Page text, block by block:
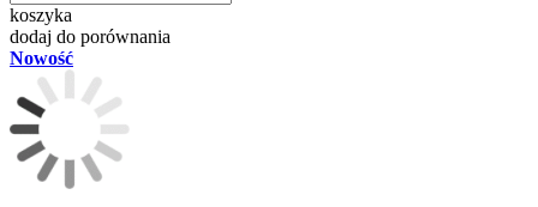
koszyka
dodaj do porównania
Nowość